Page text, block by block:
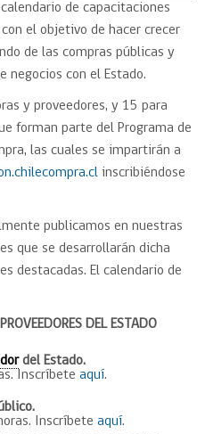
de capacitaciones
el objetivo de hacer crecer
de las compras públicas y
negocios con el Estado.
y proveedores, y 15 para
forman parte del Programa de
las cuales se impartirán a
inscribiéndose
publicamos en nuestras
que se desarrollarán dicha
destacadas. El calendario de
DEL ESTADO
del Estado.
Inscríbete aquí.
Inscríbete aquí.